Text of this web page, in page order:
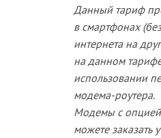
Данный тариф
в смартфонах
интернета на
на данном
использовании
модема-роутера.
Модемы с
можете заказать